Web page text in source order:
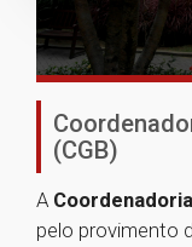
(CGB)
A
pelo provimento